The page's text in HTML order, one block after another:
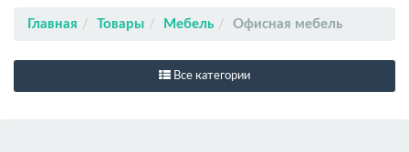
Главная Товары Мебель Офисная мебель
Все категории